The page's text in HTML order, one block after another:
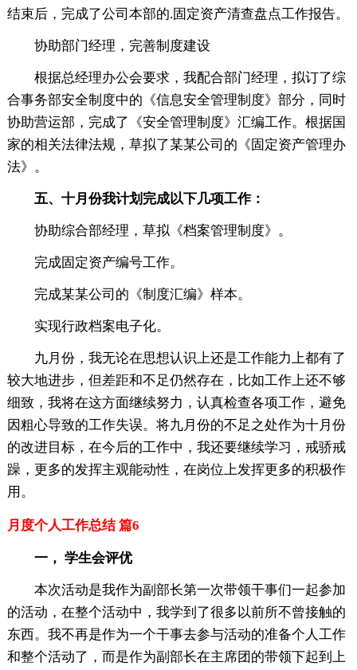
结束后，完成了公司本部的.固定资产清查盘点工作报告。
协助部门经理，完善制度建设
根据总经理办公会要求，我配合部门经理，拟订了综
合事务部安全制度中的《信息安全管理制度》部分，同时
协助营运部，完成了《安全管理制度》汇编工作。根据国
家的相关法律法规，草拟了某某公司的《固定资产管理办
法》。
五、十月份我计划完成以下几项工作：
协助综合部经理，草拟《档案管理制度》。
完成固定资产编号工作。
完成某某公司的《制度汇编》样本。
实现行政档案电子化。
九月份，我无论在思想认识上还是工作能力上都有了
较大地进步，但差距和不足仍然存在，比如工作上还不够
细致，我将在这方面继续努力，认真检查各项工作，避免
因粗心导致的工作失误。将九月份的不足之处作为十月份
的改进目标，在今后的工作中，我还要继续学习，戒骄戒
躁，更多的发挥主观能动性，在岗位上发挥更多的积极作
用。
月度个人工作总结 篇6
一， 学生会评优
本次活动是我作为副部长第一次带领干事们一起参加
的活动，在整个活动中，我学到了很多以前所不曾接触的
东西。我不再是作为一个干事去参与活动的准备个人工作
和整个活动了，而是作为副部长在主席团的带领下起到上